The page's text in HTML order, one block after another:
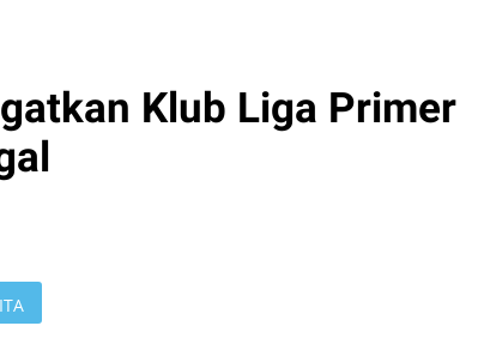
Klub Liga Primer